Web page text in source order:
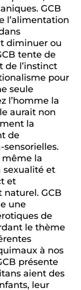
GCB
l’alimentation
diminuer ou
tente de
de l’instinct
pour
seule
l’homme la
aurait non
la
de
sensorielles.
même la
sexualité et
et
GCB
une
de
le thème
à nos
présente
aient des
leur